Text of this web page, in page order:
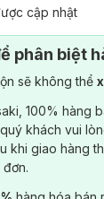
cập nhật
phân biệt
sẽ không thể
100% hàng
khách vui
khi giao hàng